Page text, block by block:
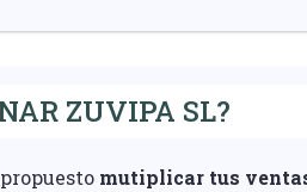
ZUVIPA SL?
mutiplicar tus